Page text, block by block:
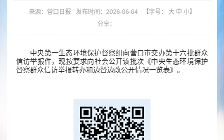
来源： 营口日报 发布时间：2026-06-04 【字号： 大 中 小】
分享：
中央第一生态环境保护督察组向营口市交办第十六批群众
信访举报件，现按要求向社会公开该批次《中央生态环境保护
督察群众信访举报转办和边督边改公开情况一览表》。